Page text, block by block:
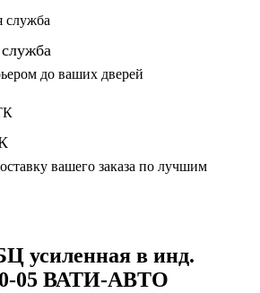
до ваших дверей
вашего заказа по лучшим
усиленная в инд.
05 ВАТИ-АВТО